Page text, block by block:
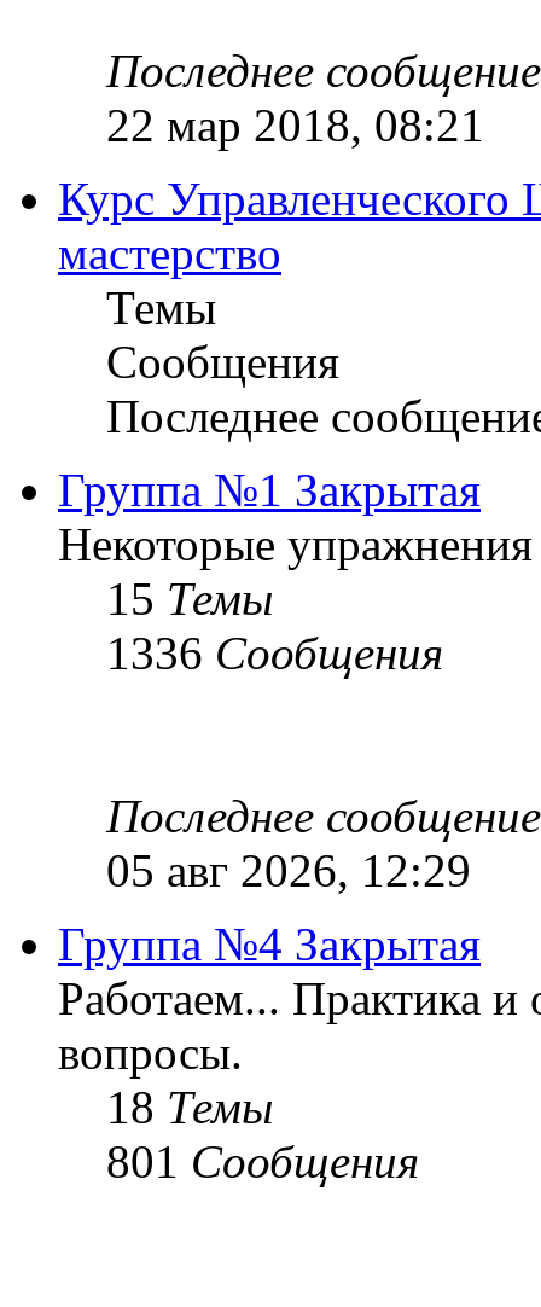
Последнее сообщение
22 мар 2018, 08:21
Курс
мастерство
Темы
Сообщения
Последнее
Группа №1 Закрытая
Некоторые упражнения
15 Темы
1336 Сообщения
Последнее сообщение
05 авг 2026, 12:29
Группа №4 Закрытая
Работаем... Практика и
вопросы.
18 Темы
801 Сообщения